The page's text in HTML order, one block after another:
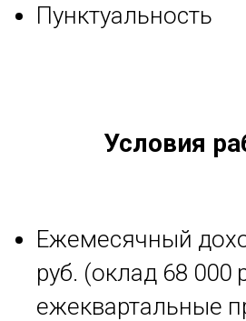
Пунктуальность
Условия
Ежемесячный
руб. (оклад 68 000
ежеквартальные